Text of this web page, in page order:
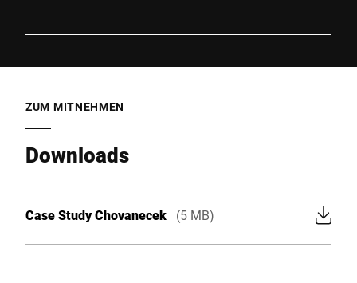
ZUM MITNEHMEN
Downloads
Case Study Chovanecek (5 MB)